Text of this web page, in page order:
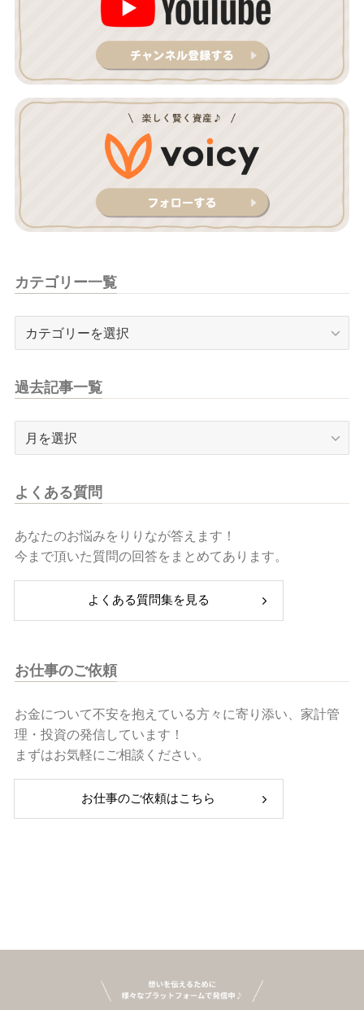
カテゴリー一覧
リ
一
覧
過去記事一覧
事
覧
よくある質問
あなたのお悩みをりりなが答えます！
今まで頂いた質問の回答をまとめてあります。
よくある質問集を見る
お仕事のご依頼
お金について不安を抱えている方々に寄り添い、家計管
理・投資の発信しています！
まずはお気軽にご相談ください。
お仕事のご依頼はこちら